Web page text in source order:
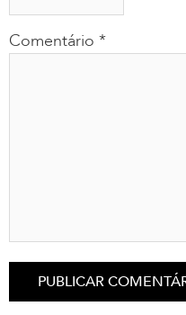
Comentário *